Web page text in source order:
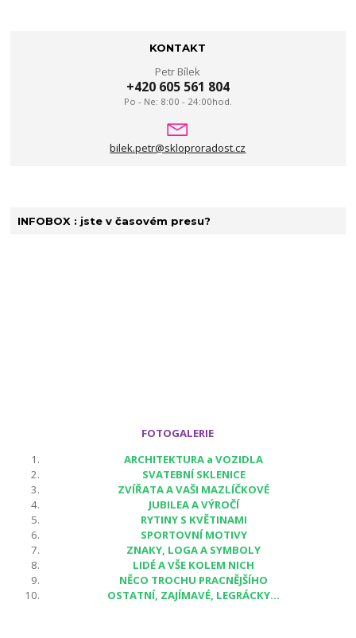
KONTAKT
Petr Bílek
+420 605 561 804
Po - Ne: 8:00 - 24:00hod.
bilek.petr@skloproradost.cz
INFOBOX : jste v časovém presu?
FOTOGALERIE
ARCHITEKTURA a VOZIDLA
SVATEBNÍ SKLENICE
ZVÍŘATA A VAŠI MAZLÍČKOVÉ
JUBILEA A VÝROČÍ
RYTINY S KVĚTINAMI
SPORTOVNÍ MOTIVY
ZNAKY, LOGA A SYMBOLY
LIDÉ A VŠE KOLEM NICH
NĚCO TROCHU PRACNĚJŠÍHO
OSTATNÍ, ZAJÍMAVÉ, LEGRÁCKY...